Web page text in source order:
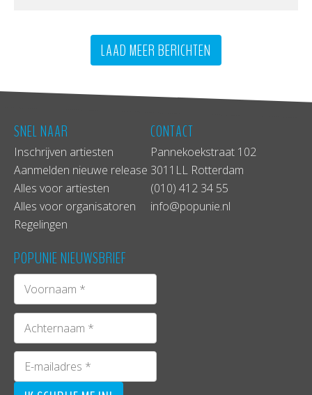
LAAD MEER BERICHTEN
SNEL NAAR
Inschrijven artiesten
Aanmelden nieuwe release
Alles voor artiesten
Alles voor organisatoren
Regelingen
CONTACT
Pannekoekstraat 102
3011LL Rotterdam
(010) 412 34 55
info@popunie.nl
POPUNIE NIEUWSBRIEF